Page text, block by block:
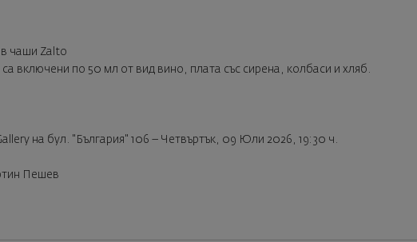
в чаши Zalto
са включени по 50 мл от вид вино, плата със сирена, колбаси и хляб.
на бул. "България" 106 – Четвъртък, 09 Юли 2026, 19:30 ч.
Пешев